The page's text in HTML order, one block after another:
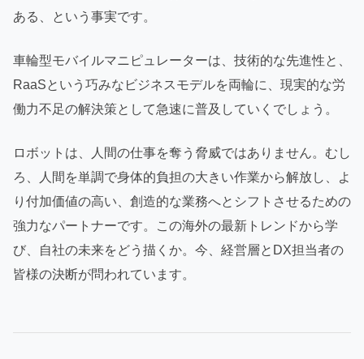
ある、という事実です。
車輪型モバイルマニピュレーターは、技術的な先進性と、
RaaSという巧みなビジネスモデルを両輪に、現実的な労
働力不足の解決策として急速に普及していくでしょう。
ロボットは、人間の仕事を奪う脅威ではありません。むし
ろ、人間を単調で身体的負担の大きい作業から解放し、よ
り付加価値の高い、創造的な業務へとシフトさせるための
強力なパートナーです。この海外の最新トレンドから学
び、自社の未来をどう描くか。今、経営層とDX担当者の
皆様の決断が問われています。